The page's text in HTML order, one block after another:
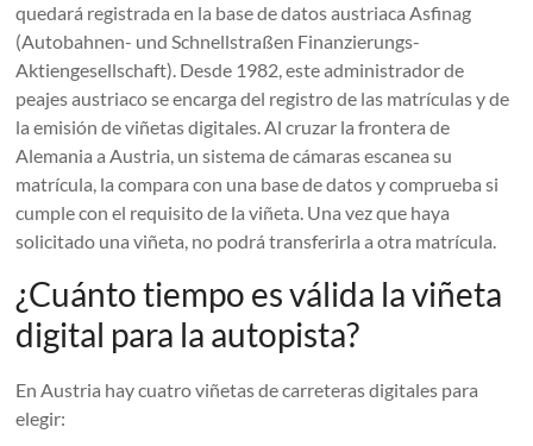
quedará registrada en la base de datos austriaca Asfinag
(Autobahnen- und Schnellstraßen Finanzierungs-
Aktiengesellschaft). Desde 1982, este administrador de
peajes austriaco se encarga del registro de las matrículas y de
la emisión de viñetas digitales. Al cruzar la frontera de
Alemania a Austria, un sistema de cámaras escanea su
matrícula, la compara con una base de datos y comprueba si
cumple con el requisito de la viñeta. Una vez que haya
solicitado una viñeta, no podrá transferirla a otra matrícula.
¿Cuánto tiempo es válida la viñeta
digital para la autopista?
En Austria hay cuatro viñetas de carreteras digitales para
elegir: